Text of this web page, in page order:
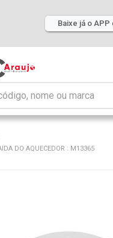
Baixe já o APP
DO AQUECEDOR : M13365